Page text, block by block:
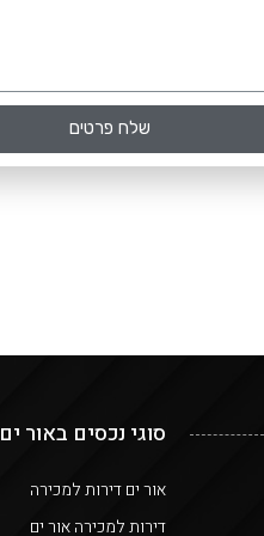
שלח פרטים
סוגי נכסים באור ים
אור ים דירות למכירה
דירות למכירה אור ים